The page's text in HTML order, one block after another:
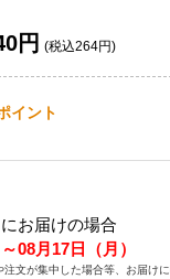
円 (税込264円)
イント
にお届けの場合
08月17日（月）
注文が集中した場合等、お届け